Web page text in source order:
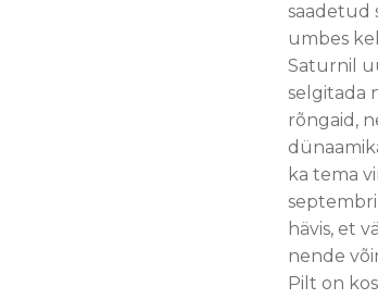
saadetud
umbes
Saturnil
selgitada
rõngaid,
ka tema
hävis, et
nende
Pilt on